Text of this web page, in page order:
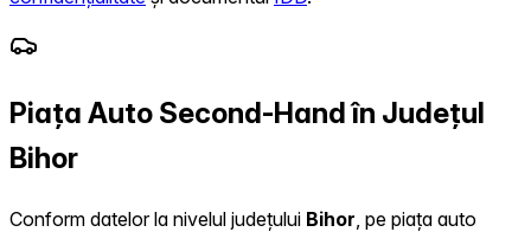
Piața Auto Second-Hand în Județul
Bihor
Conform datelor la nivelul județului Bihor , pe piața auto